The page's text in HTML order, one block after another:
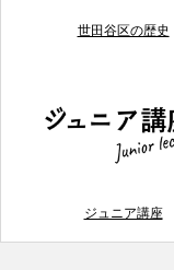
世田谷区の歴史
ジュニア講座